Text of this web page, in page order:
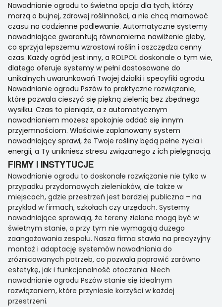
Nawadnianie ogrodu to świetna opcja dla tych, którzy
marzą o bujnej, zdrowej roślinności, a nie chcą marnować
czasu na codzienne podlewanie. Automatyczne systemy
nawadniające gwarantują równomierne nawilżenie gleby,
co sprzyja lepszemu wzrostowi roślin i oszczędza cenny
czas. Każdy ogród jest inny, a ROLPOL doskonale o tym wie,
dlatego oferuje systemy w pełni dostosowane do
unikalnych uwarunkowań Twojej działki i specyfiki ogrodu.
Nawadnianie ogrodu Pszów to praktyczne rozwiązanie,
które pozwala cieszyć się piękną zielenią bez zbędnego
wysiłku. Czas to pieniądz, a z automatycznym
nawadnianiem możesz spokojnie oddać się innym
przyjemnościom. Właściwie zaplanowany system
nawadniający sprawi, że Twoje rośliny będą pełne życia i
energii, a Ty unikniesz stresu związanego z ich pielęgnacją.
FIRMY I INSTYTUCJE
Nawadnianie ogrodu to doskonałe rozwiązanie nie tylko w
przypadku przydomowych zieleniaków, ale także w
miejscach, gdzie przestrzeń jest bardziej publiczna – na
przykład w firmach, szkołach czy urzędach. Systemy
nawadniające sprawiają, że tereny zielone mogą być w
świetnym stanie, a przy tym nie wymagają dużego
zaangażowania zespołu. Nasza firma stawia na precyzyjny
montaż i adaptację systemów nawadniania do
zróżnicowanych potrzeb, co pozwala poprawić zarówno
estetykę, jak i funkcjonalność otoczenia. Niech
nawadnianie ogrodu Pszów stanie się idealnym
rozwiązaniem, które przyniesie korzyści w każdej
przestrzeni.